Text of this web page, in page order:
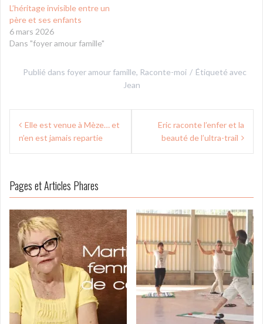
L’héritage invisible entre un
père et ses enfants
6 mars 2026
Dans "foyer amour famille"
Publié dans foyer amour famille, Raconte-moi
Étiqueté avec
Jean
Navigation
deElle est venue à Mèze… et
n’en est jamais repartie
Eric raconte l’enfer et la
beauté de l’ultra-trail
Pages et Articles Phares